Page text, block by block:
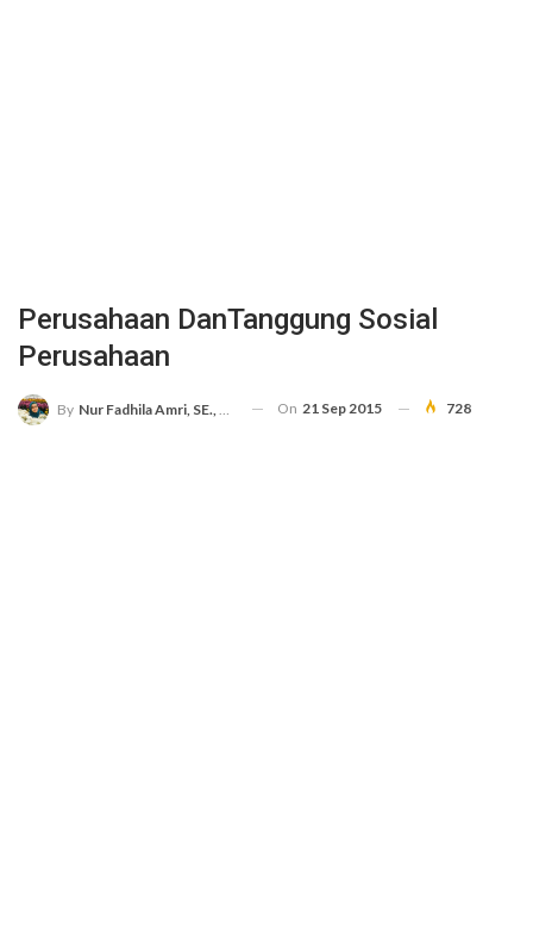
Perusahaan DanTanggung Sosial
Perusahaan
By Nur Fadhila Amri, SE., Ak., M.Si On 21 Sep 2015 728